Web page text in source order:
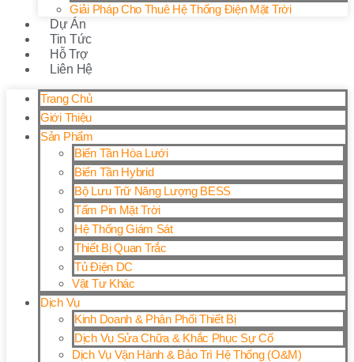
Giải Pháp Cho Thuê Hệ Thống Điện Mặt Trời
Dự Án
Tin Tức
Hỗ Trợ
Liên Hệ
Trang Chủ
Giới Thiệu
Sản Phẩm
Biến Tần Hòa Lưới
Biến Tần Hybrid
Bộ Lưu Trữ Năng Lượng BESS
Tấm Pin Mặt Trời
Hệ Thống Giám Sát
Thiết Bị Quan Trắc
Tủ Điện DC
Vật Tư Khác
Dịch Vụ
Kinh Doanh & Phân Phối Thiết Bị
Dịch Vụ Sửa Chữa & Khắc Phục Sự Cố
Dịch Vụ Vận Hành & Bảo Trì Hệ Thống (O&M)